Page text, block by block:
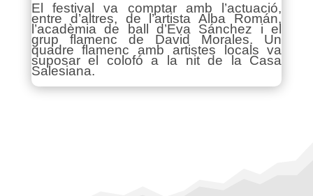
El festival va comptar amb l’actuació,
entre d’altres, de l’artista Alba Román,
l’acadèmia de ball d’Eva Sánchez i el
grup flamenc de David Morales. Un
quadre flamenc amb artistes locals va
suposar el colofó a la nit de la Casa
Salesiana.